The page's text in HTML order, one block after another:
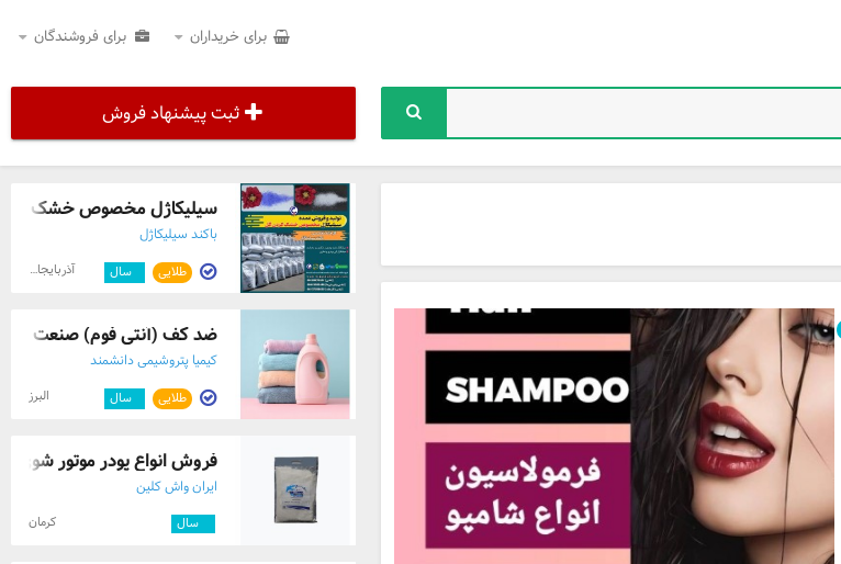
برای خریداران برای فروشندگان
ثبت پیشنهاد فروش
سیلیکاژل مخصوص خشک
باکند سیلیکاژل
طلایی سال آذربایجان شرقی
ضد کف (آنتی فوم) صنعت
کیمیا پتروشیمی دانشمند
طلایی سال البرز
فروش انواع پودر موتور شوی
ایران واش کلین
سال کرمان